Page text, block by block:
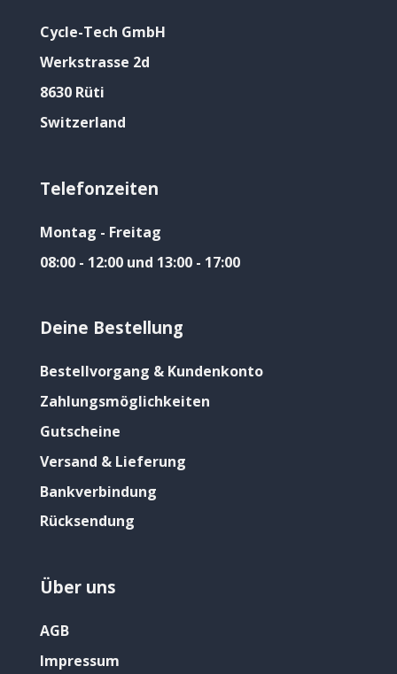
Cycle-Tech GmbH
Werkstrasse 2d
8630 Rüti
Switzerland
Telefonzeiten
Montag - Freitag
08:00 - 12:00 und 13:00 - 17:00
Deine Bestellung
Bestellvorgang & Kundenkonto
Zahlungsmöglichkeiten
Gutscheine
Versand & Lieferung
Bankverbindung
Rücksendung
Über uns
AGB
Impressum